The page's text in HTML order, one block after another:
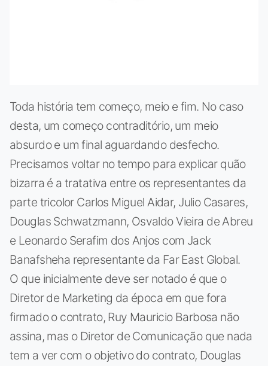
Toda história tem começo, meio e fim. No caso
desta, um começo contraditório, um meio
absurdo e um final aguardando desfecho.
Precisamos voltar no tempo para explicar quão
bizarra é a tratativa entre os representantes da
parte tricolor Carlos Miguel Aidar, Julio Casares,
Douglas Schwatzmann, Osvaldo Vieira de Abreu
e Leonardo Serafim dos Anjos com Jack
Banafsheha representante da Far East Global.
O que inicialmente deve ser notado é que o
Diretor de Marketing da época em que fora
firmado o contrato, Ruy Mauricio Barbosa não
assina, mas o Diretor de Comunicação que nada
tem a ver com o objetivo do contrato, Douglas